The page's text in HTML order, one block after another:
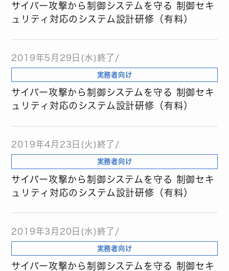
サイバー攻撃から制御システムを守る 制御セキ
ュリティ対応のシステム設計研修（有料）
2019年5月29日(水)終了/
実務者向け
サイバー攻撃から制御システムを守る 制御セキ
ュリティ対応のシステム設計研修（有料）
2019年4月23日(火)終了/
実務者向け
サイバー攻撃から制御システムを守る 制御セキ
ュリティ対応のシステム設計研修（有料）
2019年3月20日(水)終了/
実務者向け
サイバー攻撃から制御システムを守る 制御セキ